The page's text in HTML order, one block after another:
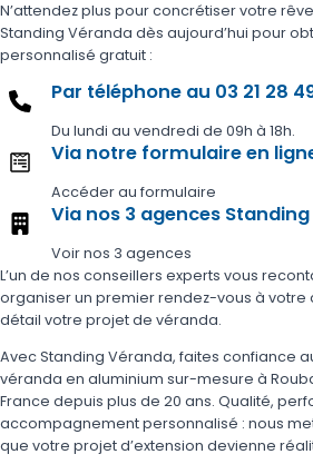
N’attendez plus pour concrétiser votre
Standing Véranda dès aujourd’hui pour
personnalisé gratuit :
Par téléphone au 03 21 28
Du lundi au vendredi de 09h à 18h.
Via notre formulaire en
Accéder au formulaire
Via nos 3 agences
Voir nos 3 agences
L’un de nos conseillers experts vous
organiser un premier rendez-vous à votre
détail votre projet de véranda.
Avec Standing Véranda, faites confiance
véranda en aluminium sur-mesure à
France depuis plus de 20 ans. Qualité,
accompagnement personnalisé : nous
que votre projet d’extension devienne